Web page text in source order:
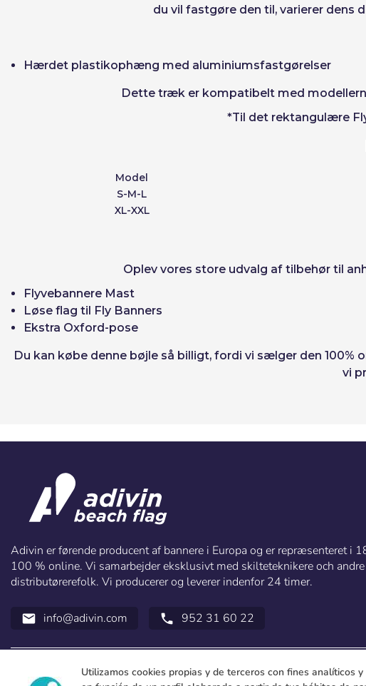
du vil fastgøre den til, varierer dens
Hærdet plastikophæng med aluminiumsfastgørelser
Dette træk er kompatibelt med
*Til det rektangulære
Model
S-M-L
XL-XXL
Oplev vores store udvalg af tilbehør til
Flyvebannere Mast
Løse flag til Fly Banners
Ekstra Oxford-pose
Du kan købe denne bøjle så billigt, fordi vi sælger den 100%
vi
Adivin er førende producent af bannere i Europa og er repræsenteret i
100 % online. Vi samarbejder eksklusivt med skilteteknikere och andre
distributørerefolk. Vi producerer og leverer indenfor 24 timer.
email info@adivin.com call 952 31 60 22
Utilizamos cookies propias y de terceros con fines analíticos